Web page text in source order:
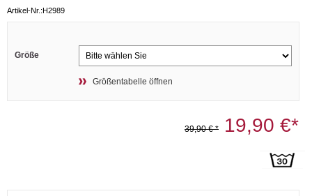
Artikel-Nr.:H2989
Größe
Größentabelle öffnen
39,90 € * 19,90 €*